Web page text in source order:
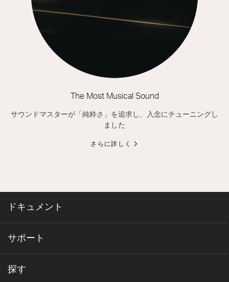
The Most Musical Sound
サウンドマスターが「純粋さ」を追求し、入念にチューニングし
ました
さらに詳しく
ドキュメント
サポート
探す